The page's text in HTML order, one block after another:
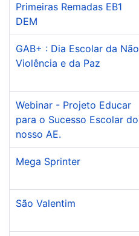
Primeiras Remadas EB1
DEM
GAB+ : Dia Escolar da Não
Violência e da Paz
Webinar - Projeto Educar
para o Sucesso Escolar do
nosso AE.
Mega Sprinter
São Valentim